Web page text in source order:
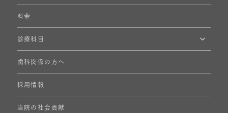
料金
診療科目
歯科関係の方へ
採用情報
当院の社会貢献